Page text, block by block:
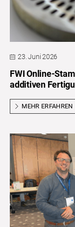
23. Juni 2026
FWI Online-
additiven
MEHR ERFAHREN